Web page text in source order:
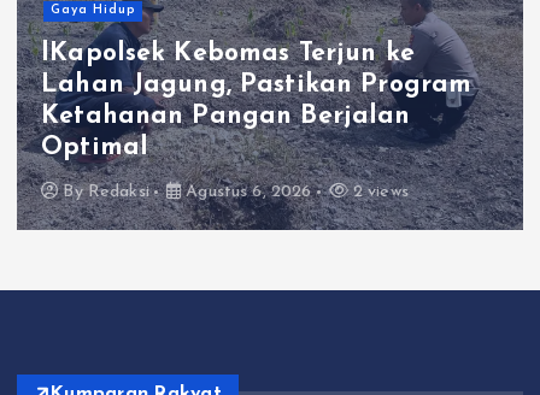
Gaya Hidup
lKapolsek Kebomas Terjun ke
Lahan Jagung, Pastikan Program
Ketahanan Pangan Berjalan
Optimal
ByRedaksi Agustus 6, 2026 2 views